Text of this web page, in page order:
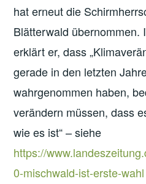
hat erneut die
Blätterwald übernommen.
erklärt er, dass
gerade in den letzten
wahrgenommen haben,
verändern müssen, dass
wie es ist“ – siehe
https://
0-mischwald-ist-erste-wahl